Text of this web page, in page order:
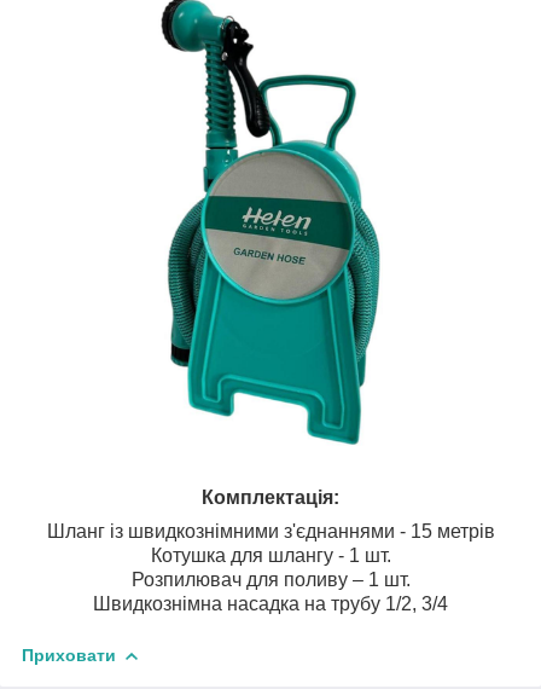
Комплектація:
Шланг із швидкознімними з'єднаннями - 15 метрів
Котушка для шлангу - 1 шт.
Розпилювач для поливу – 1 шт.
Швидкознімна насадка на трубу 1/2, 3/4
Приховати